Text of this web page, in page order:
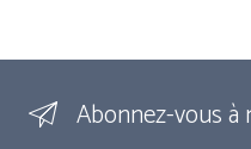
Abonnez-vous